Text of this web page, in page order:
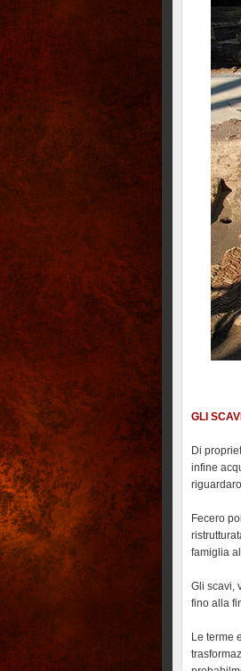
GLI SCAVI
Di
infine
Fecero
famiglia
Gli scavi,
fino alla
Le terme